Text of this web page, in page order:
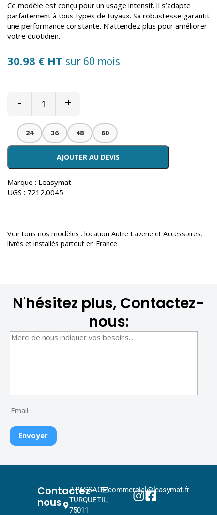
Ce modèle est conçu pour un usage intensif. Il s’adapte
parfaitement à tous types de tuyaux. Sa robustesse garantit
une performance constante. N’attendez plus pour améliorer
votre quotidien.
30.98 € HT sur 60 mois
- +
24 36 48 60
AJOUTER AU DEVIS
Marque : Leasymat
UGS : 7212.0045
Voir tous nos modèles : location Autre Laverie et Accessoires,
livrés et installés partout en France.
N'hésitez plus, Contactez-
nous:
Contactez-
nous
7 PASSAGE
TURQUETIL,
75011
commercial@leasymat.fr